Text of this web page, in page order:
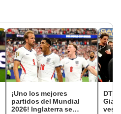
¡Uno los mejores
partidos del Mundial
2026! Inglaterra se
DT